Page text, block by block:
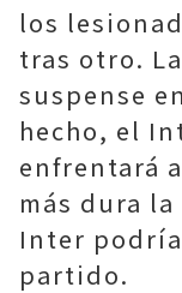
los
tras otro.
suspense
hecho, el
enfrentará
más dura
Inter
partido.